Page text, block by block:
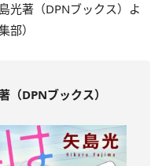
光著（DPNブックス）よ
部）
（DPNブックス）